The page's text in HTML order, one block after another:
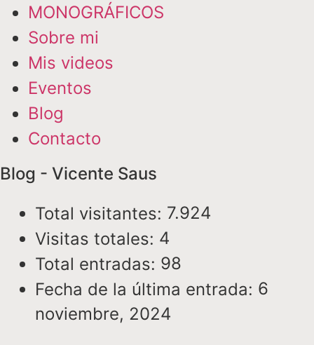
MONOGRÁFICOS
Sobre mi
Mis videos
Eventos
Blog
Contacto
Blog - Vicente Saus
Total visitantes: 7.924
Visitas totales: 4
Total entradas: 98
Fecha de la última entrada: 6
noviembre, 2024